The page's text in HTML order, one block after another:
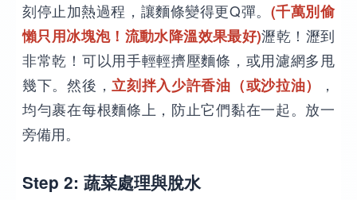
刻停止加熱過程，讓麵條變得更Q彈。 (千萬別偷
懶只用冰塊泡！流動水降溫效果最好)瀝乾！瀝到
非常乾！可以用手輕輕擠壓麵條，或用濾網多甩
幾下。然後，立刻拌入少許香油（或沙拉油）
，
均勻裹在每根麵條上，防止它們黏在一起。放一
旁備用。
Step 2: 蔬菜處理與脫水